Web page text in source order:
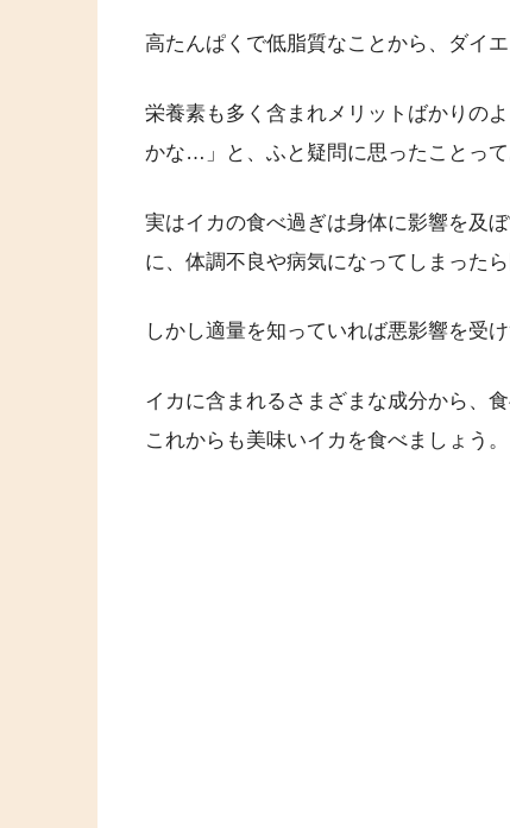
高たんぱくで低脂質なことから、ダイ
栄養素も多く含まれメリットばかりの
かな…」と、ふと疑問に思ったことっ
実はイカの食べ過ぎは身体に影響を及
に、体調不良や病気になってしまったら
しかし適量を知っていれば悪影響を受
イカに含まれるさまざまな成分から、
これからも美味いイカを食べましょう。